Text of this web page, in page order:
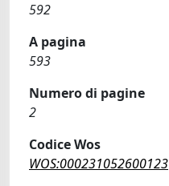
592
A pagina
593
Numero di pagine
2
Codice Wos
WOS:000231052600123